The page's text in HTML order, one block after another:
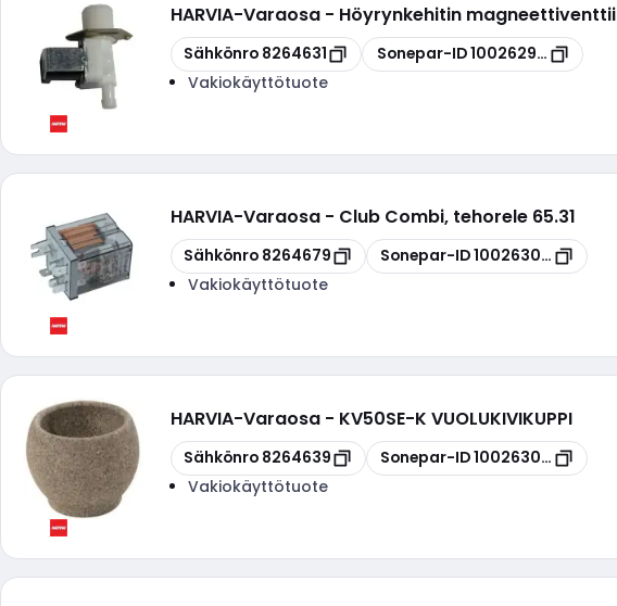
HARVIA-Varaosa - Höyrynkehitin magneettiventtii
Kopioi
Sähkönro 8264631 Kopioi
Sonepar-ID100262994
Vakiokäyttötuote
HARVIA-Varaosa - Club Combi, tehorele 65.31
Kopioi
Sähkönro 8264679 Kopioi
Sonepar-ID100263066
Vakiokäyttötuote
HARVIA-Varaosa - KV50SE-K VUOLUKIVIKUPPI
Kopioi
Sähkönro 8264639 Kopioi
Sonepar-ID100263004
Vakiokäyttötuote